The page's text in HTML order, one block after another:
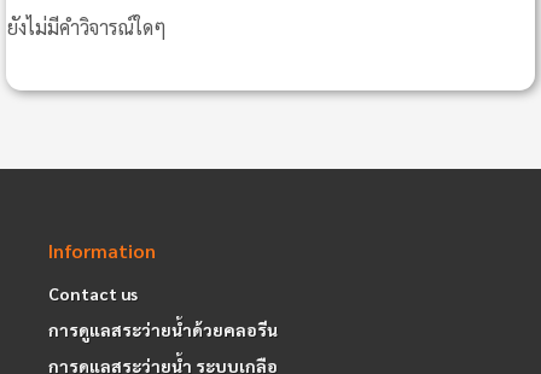
ยังไม่มีคำวิจารณ์ใดๆ
Information
Contact us
การดูแลสระว่ายน้ำด้วยคลอรีน
การดูแลสระว่ายน้ำ ระบบเกลือ